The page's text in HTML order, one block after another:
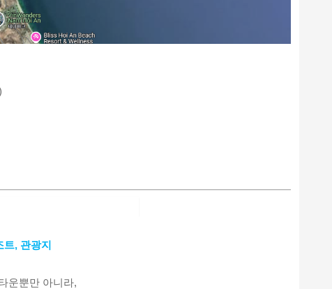
트, 관광지
운뿐만 아니라,